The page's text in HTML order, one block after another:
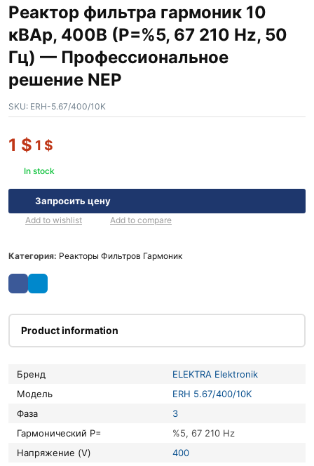
Реактор фильтра гармоник 10
кВАр, 400В (P=%5, 67 210 Hz, 50
Гц) — Профессиональное
решение NEP
SKU: ERH-5.67/400/10K
1 $ 1 $
In stock
Запросить цену
Add to wishlist Add to compare
Категория: Реакторы Фильтров Гармоник
Product information
Бренд
ELEKTRA Elektronik
Модель
ERH 5.67/400/10K
Фаза
3
Гармонический P=
%5, 67 210 Hz
Напряжение (V)
400